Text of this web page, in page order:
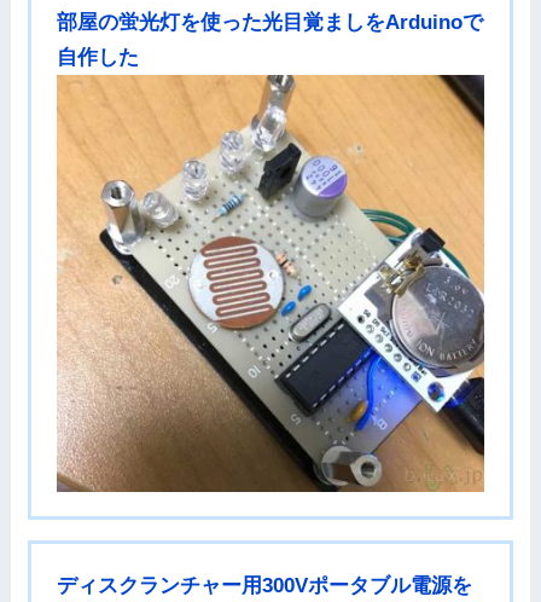
部屋の蛍光灯を使った光目覚ましをArduinoで
自作した
ディスクランチャー用300Vポータブル電源を